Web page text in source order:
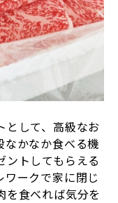
として、高級なお
なかなか食べる機
ントしてもらえる
ワークで家に閉じ
を食べれば気分を